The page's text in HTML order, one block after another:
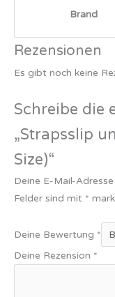
Brand
Rezensionen
Es gibt noch keine
Schreibe die
„Strapsslip
Size)“
Deine E-Mail-
Felder sind mit *
Deine Bewertung *
Deine Rezension *